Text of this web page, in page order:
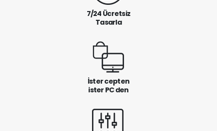
7/24 Ücretsiz
Tasarla
İster cepten
ister PC den